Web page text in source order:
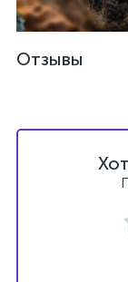
Отзывы